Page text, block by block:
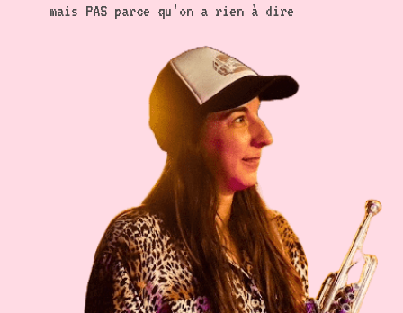
mais PAS parce qu’on a rien à dire